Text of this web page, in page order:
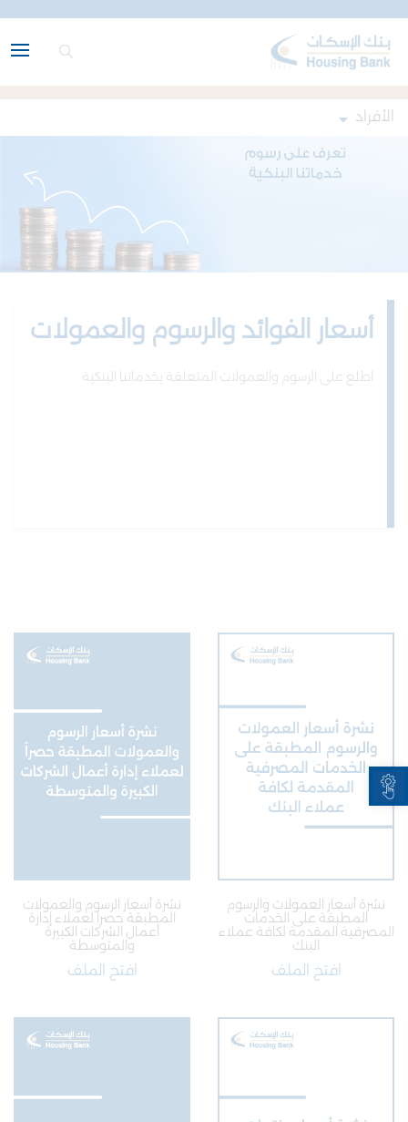
Open toolbar
الأفراد
أسعار الفوائد والرسوم والعمولات
اطلع على الرسوم والعمولات المتعلقة يخدماتنا البنكية
نشرة أسعار العمولات والرسوم
المطبقة على الخدمات
المصرفية المقدمة لكافة عملاء
البنك
افتح الملف
نشرة أسعار الرسوم والعمولات
المطبقة حصرا لعملاء إدارة
أعمال الشركات الكبيرة
والمتوسطة
افتح الملف